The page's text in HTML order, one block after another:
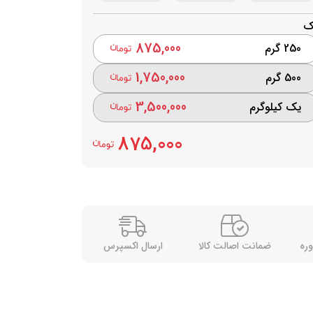
250 گرم
875,000
500 گرم 1,750,000
یک کیلوگرم 3,500,000
875,000
ضمانت اصالت کالا ارسال اکسپرس